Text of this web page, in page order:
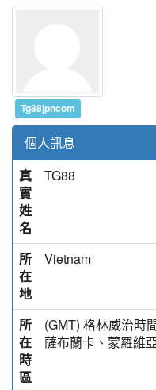
Tg88jpncom
個人訊息
真
實
姓
名
TG88
所
在
地
Vietnam
所
在
時
區
(GMT) 格林威治時
薩布蘭卡、蒙羅維